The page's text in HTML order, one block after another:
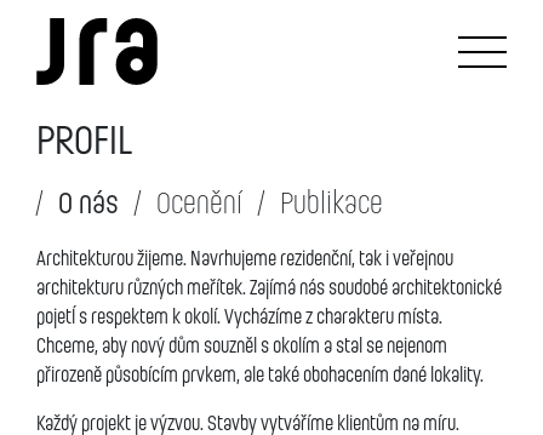
PROFIL
O nás Ocenění Publikace
Architekturou žijeme. Navrhujeme rezidenční, tak i veřejnou
architekturu různých meřítek. Zajímá nás soudobé architektonické
pojetÍ s respektem k okolí. Vycházíme z charakteru místa.
Chceme, aby nový dům souzněl s okolím a stal se nejenom
přirozeně působícím prvkem, ale také obohacením dané lokality.
Každý projekt je výzvou. Stavby vytváříme klientům na míru.